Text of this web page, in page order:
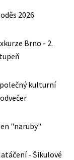
2026
Brno - 2.
kulturní
"naruby"
- Šikulové